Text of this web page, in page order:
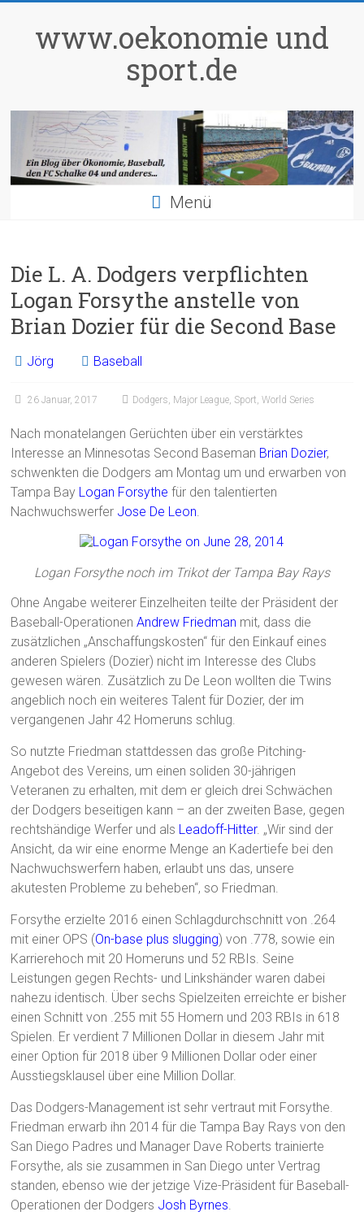
springenwww.oekonomie und
sport.de
Menü
Die L. A. Dodgers verpflichten
Logan Forsythe anstelle von
Brian Dozier für die Second Base
Jörg Baseball
26 Januar, 2017 Dodgers, Major League, Sport,World Series
Nach monatelangen Gerüchten über ein verstärktes
Interesse an Minnesotas Second Baseman Brian Dozier,
schwenkten die Dodgers am Montag um und erwarben von
Tampa Bay Logan Forsythe für den talentierten
Nachwuchswerfer Jose De Leon.
Logan Forsythe noch im Trikot der Tampa Bay Rays
Ohne Angabe weiterer Einzelheiten teilte der Präsident der
Baseball-OperationenAndrew Friedman mit, dass die
zusätzlichen „Anschaffungskosten“ für den Einkauf eines
anderen Spielers (Dozier) nicht im Interesse des Clubs
gewesen wären. Zusätzlich zu De Leon wollten die Twins
angeblich noch ein weiteres Talent für Dozier, der im
vergangenen Jahr 42 Homeruns schlug.
So nutzte Friedman stattdessen das große Pitching-
Angebot des Vereins, um einen soliden 30-jährigen
Veteranen zu erhalten, mit dem er gleich drei Schwächen
der Dodgers beseitigen kann – an der zweiten Base, gegen
rechtshändige Werfer und als Leadoff-Hitter. „Wir sind der
Ansicht, da wir eine enorme Menge an Kadertiefe bei den
Nachwuchswerfern haben, erlaubt uns das, unsere
akutesten Probleme zu beheben“, so Friedman.
Forsythe erzielte 2016 einen Schlagdurchschnitt von .264
mit einer OPS (On-base plus slugging) von .778, sowie ein
Karrierehoch mit 20 Homeruns und 52 RBIs. Seine
Leistungen gegen Rechts- und Linkshänder waren dabei
nahezu identisch. Über sechs Spielzeiten erreichte er bisher
einen Schnitt von .255 mit 55 Homern und 203 RBIs in 618
Spielen. Er verdient 7 Millionen Dollar in diesem Jahr mit
einer Option für 2018 über 9 Millionen Dollar oder einer
Ausstiegsklausel über eine Million Dollar.
Das Dodgers-Management ist sehr vertraut mit Forsythe.
Friedman erwarb ihn 2014 für die Tampa Bay Rays von den
San Diego Padres und Manager Dave Roberts trainierte
Forsythe, als sie zusammen in San Diego unter Vertrag
standen, ebenso wie der jetzige Vize-Präsident für Baseball-
Operationen der Dodgers Josh Byrnes.